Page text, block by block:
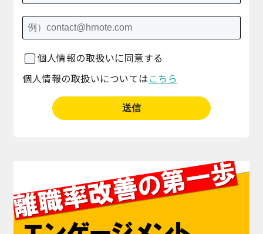
個人情報の取扱いに同意する
個人情報の取扱いについては こちら